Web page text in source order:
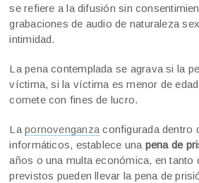
se refiere a la difusión sin
grabaciones de audio de naturaleza
intimidad.
La pena contemplada se agrava si la
víctima, si la víctima es menor de
comete con fines de lucro.
Lapornovenganza configurada dentro
informáticos, establece una pena de
años o una multa económica, en tanto
previstos pueden llevar la pena de